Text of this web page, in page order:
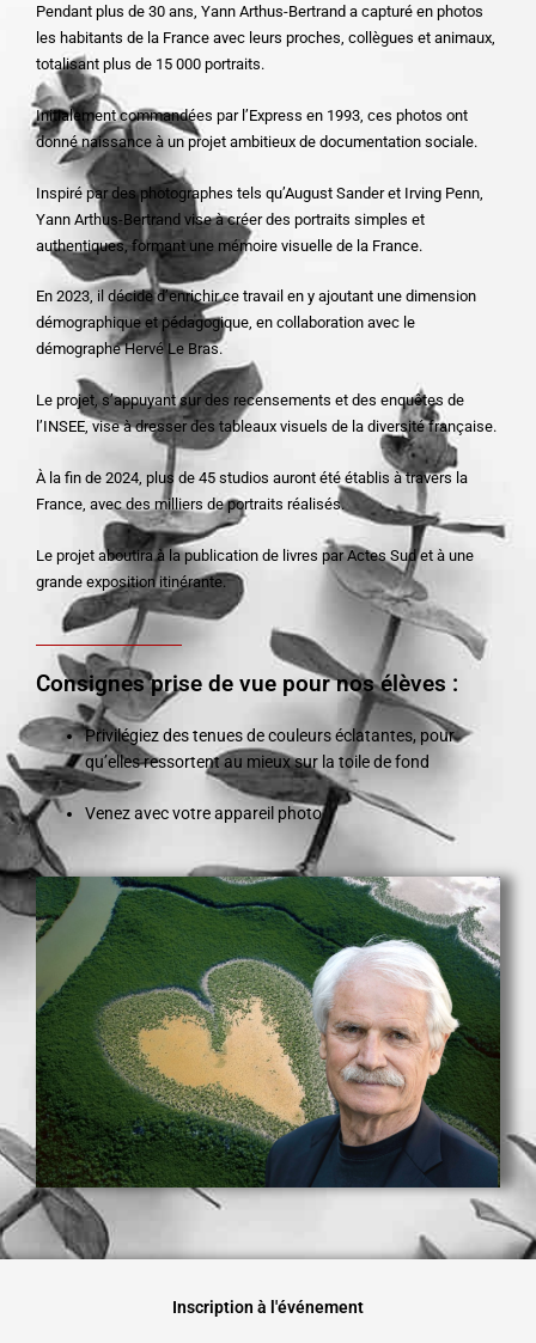
Pendant plus de 30 ans, Yann Arthus-Bertrand a capturé en photos
les habitants de la France avec leurs proches, collègues et animaux,
totalisant plus de 15 000 portraits.
Initialement commandées par l’Express en 1993, ces photos ont
donné naissance à un projet ambitieux de documentation sociale.
Inspiré par des photographes tels qu’August Sander et Irving Penn,
Yann Arthus-Bertrand vise à créer des portraits simples et
authentiques, formant une mémoire visuelle de la France.
En 2023, il décide d’enrichir ce travail en y ajoutant une dimension
démographique et pédagogique, en collaboration avec le
démographe Hervé Le Bras.
Le projet, s’appuyant sur des recensements et des enquêtes de
l’INSEE, vise à dresser des tableaux visuels de la diversité française.
À la fin de 2024, plus de 45 studios auront été établis à travers la
France, avec des milliers de portraits réalisés.
Le projet aboutira à la publication de livres par Actes Sud et à une
grande exposition itinérante.
Consignes prise de vue pour nos élèves :
Privilégiez des tenues de couleurs éclatantes, pour
qu’elles ressortent au mieux sur la toile de fond
Venez avec votre appareil photo
Inscription à l'événement